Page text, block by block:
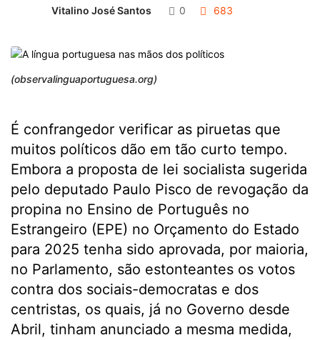
Vitalino José Santos 0 683
(observalinguaportuguesa.org)
É confrangedor verificar as piruetas que
muitos políticos dão em tão curto tempo.
Embora a proposta de lei socialista sugerida
pelo deputado Paulo Pisco de revogação da
propina no Ensino de Português no
Estrangeiro (EPE) no Orçamento do Estado
para 2025 tenha sido aprovada, por maioria,
no Parlamento, são estonteantes os votos
contra dos sociais-democratas e dos
centristas, os quais, já no Governo desde
Abril, tinham anunciado a mesma medida,